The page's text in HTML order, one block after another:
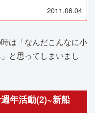
2011.06.04
は「なんだこんなに小
と思ってしまいまし
年活動(2)~新船